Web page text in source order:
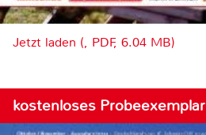
Jetzt laden (, PDF, 6.04 MB)
kostenloses Probeexemplar